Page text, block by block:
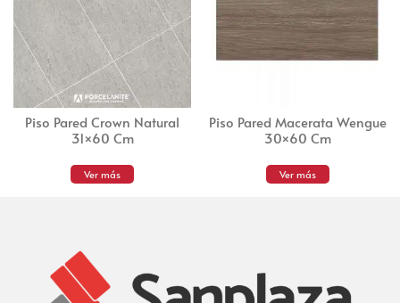
Piso Pared Crown Natural
31×60 Cm
Ver más
Piso Pared Macerata Wengue
30×60 Cm
Ver más